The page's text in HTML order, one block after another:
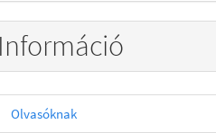
Információ
Olvasóknak